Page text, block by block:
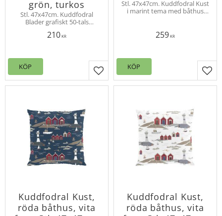
grön, turkos
Stl. 47x47cm. Kuddfodral
Blader grafiskt 50-tals
av Louise Videlyck. Dragkedja
210KR
Lägg till i favoriter
KÖP
Stl. 47x47cm. Kuddfodral Kust
i marint tema med båthus
259KR
KÖP
Kuddfodral Kust,
röda båthus, vita
Kuddfodral Kust,
röda båthus, vita